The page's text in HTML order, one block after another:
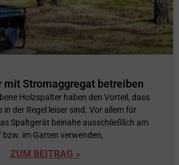
mit Stromaggregat betreiben
Holzspalter haben den Vorteil, dass
in der Regel leiser sind. Vor allem für
Spaltgerät beinahe ausschließlich am
bzw. im Garten verwenden,
ZUM BEITRAG »